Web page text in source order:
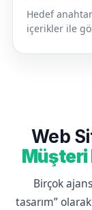
Hedef
içerikler ile
Web
Müşteri
Birçok
tasarım”